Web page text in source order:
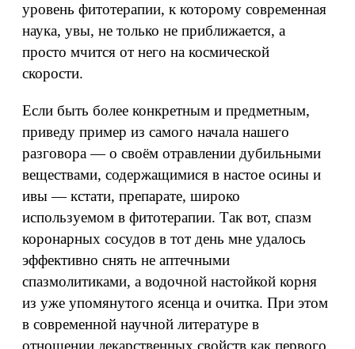
уровень фитотерапии, к которому современная
наука, увы, не только не приближается, а
просто мчится от него на космической
скорости.
Если быть более конкретным и предметным,
приведу пример из самого начала нашего
разговора — о своём отравлении дубильными
веществами, содержащимися в настое осины и
ивы — кстати, препарате, широко
используемом в фитотерапии. Так вот, спазм
коронарных сосудов в тот день мне удалось
эффективно снять не аптечными
спазмолитиками, а водочной настойкой корня
из уже упомянутого ясенца и очитка. При этом
в современной научной литературе в
отношении лекарственных свойств как первого,